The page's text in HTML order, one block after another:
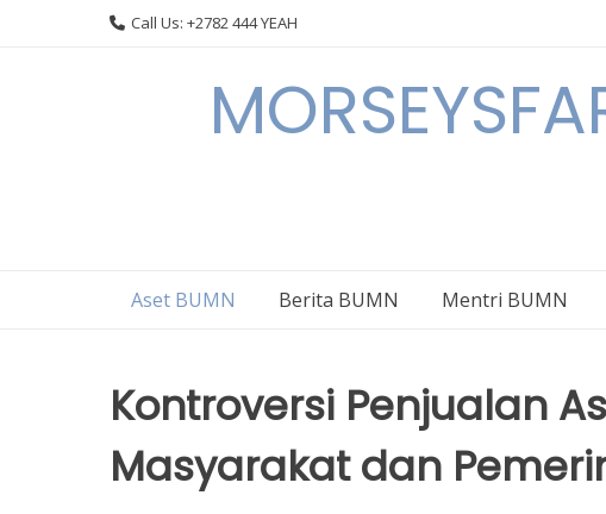
Call Us: +2782 444 YEAH
Aset BUMN Berita BUMN Mentri BUMN
Kontroversi Penjualan
Masyarakat dan